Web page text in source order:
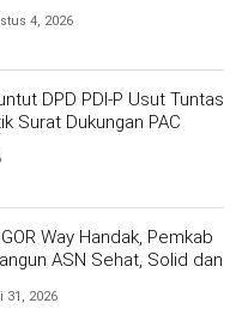
4, 2026
DPD PDI-P Usut Tuntas
Surat Dukungan PAC
Way Handak, Pemkab
ASN Sehat, Solid dan
31, 2026